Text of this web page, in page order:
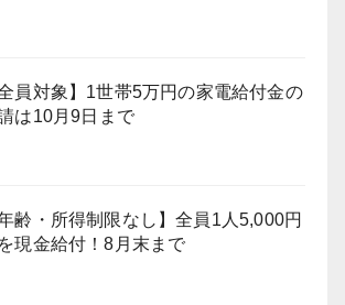
全員対象】1世帯5万円の家電給付金の
は10月9日まで
年齢・所得制限なし】全員1人5,000円
現金給付！8月末まで